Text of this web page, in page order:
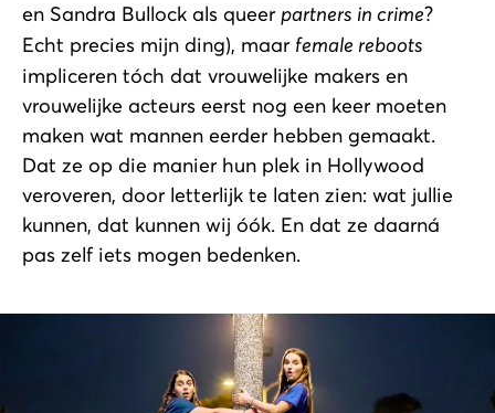
en Sandra Bullock als queer partners in crime?
Echt precies mijn ding), maar female reboots
impliceren tóch dat vrouwelijke makers en
vrouwelijke acteurs eerst nog een keer moeten
maken wat mannen eerder hebben gemaakt.
Dat ze op die manier hun plek in Hollywood
veroveren, door letterlijk te laten zien: wat jullie
kunnen, dat kunnen wij óók. En dat ze daarná
pas zelf iets mogen bedenken.